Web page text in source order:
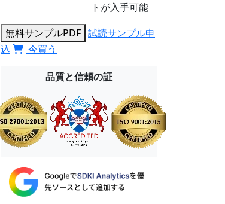
トが入手可能
無料サンプルPDF 試読サンプル申
込
今買う
品質と信頼の証